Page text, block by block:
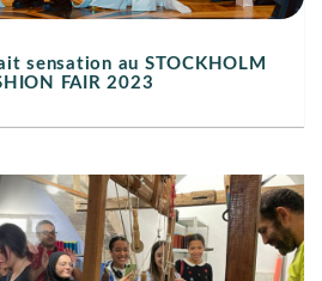
sensation au STOCKHOLM
FAIR 2023